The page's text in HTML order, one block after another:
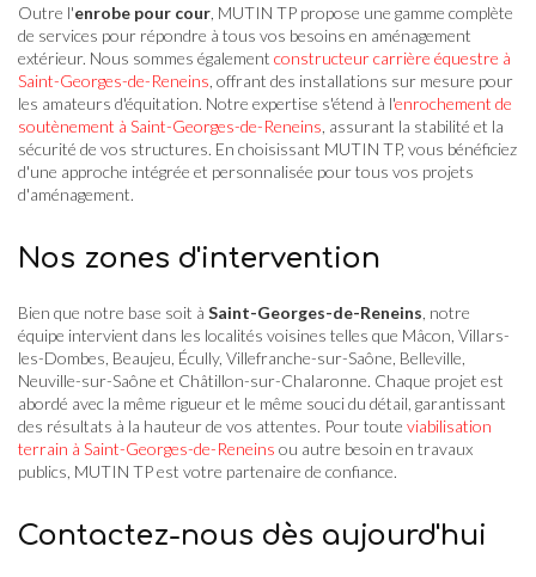
Outre l'enrobe pour cour , MUTIN TP propose une gamme complète
de services pour répondre à tous vos besoins en aménagement
extérieur. Nous sommes également constructeur carrière équestre à
Saint-Georges-de-Reneins , offrant des installations sur mesure pour
les amateurs d'équitation. Notre expertise s'étend à l'enrochement de
soutènement à Saint-Georges-de-Reneins , assurant la stabilité et la
sécurité de vos structures. En choisissant MUTIN TP, vous bénéficiez
d'une approche intégrée et personnalisée pour tous vos projets
d'aménagement.
Nos zones d'intervention
Bien que notre base soit à Saint-Georges-de-Reneins , notre
équipe intervient dans les localités voisines telles que Mâcon, Villars-
les-Dombes, Beaujeu, Écully, Villefranche-sur-Saône, Belleville,
Neuville-sur-Saône et Châtillon-sur-Chalaronne. Chaque projet est
abordé avec la même rigueur et le même souci du détail, garantissant
des résultats à la hauteur de vos attentes. Pour toute viabilisation
terrain à Saint-Georges-de-Reneins ou autre besoin en travaux
publics, MUTIN TP est votre partenaire de confiance.
Contactez-nous dès aujourd'hui